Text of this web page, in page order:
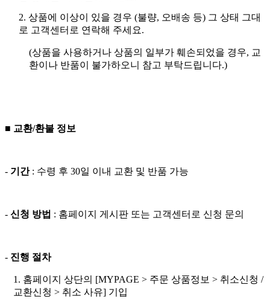
2. 상품에 이상이 있을 경우 (불량, 오배송 등) 그 상태 그대
로 고객센터로 연락해 주세요.
(상품을 사용하거나 상품의 일부가 훼손되었을 경우, 교
환이나 반품이 불가하오니 참고 부탁드립니다.)
■ 교환/환불 정보
- 기간: 수령 후 30일 이내 교환 및 반품 가능
- 신청 방법 : 홈페이지 게시판 또는 고객센터로 신청 문의
- 진행 절차
1. 홈페이지 상단의 [MYPAGE > 주문 상품정보 > 취소신청 /
교환신청 > 취소 사유] 기입